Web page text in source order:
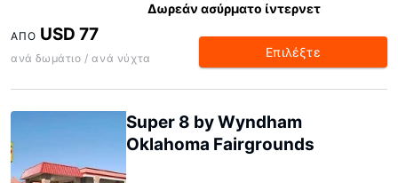
Δωρεάν ασύρματο ίντερνετ
ΑΠΌ USD 77
ανά δωμάτιο / ανά νύχτα Επιλέξτε
Super 8 by Wyndham
Oklahoma Fairgrounds